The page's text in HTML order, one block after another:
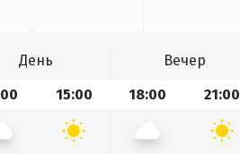
День
Вечер
15:00 18:00 21:00